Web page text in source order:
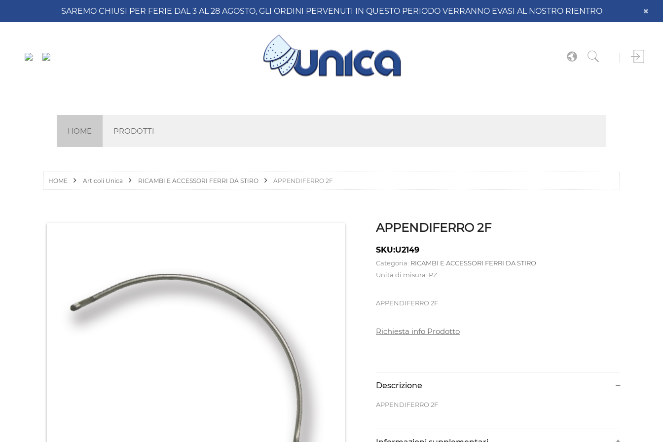
SAREMO CHIUSI PER FERIE DAL 3 AL 28 AGOSTO, GLI ORDINI PERVENUTI IN QUESTO PERIODO VERRANNO EVASI AL NOSTRO RIENTRO
HOME PRODOTTI
HOME Articoli Unica RICAMBI E ACCESSORI FERRI DA STIRO APPENDIFERRO 2F
APPENDIFERRO 2F
SKU:U2149
Categoria: RICAMBI E ACCESSORI FERRI DA STIRO
Unità di misura: PZ.
APPENDIFERRO 2F
Richiesta info Prodotto
Descrizione
APPENDIFERRO 2F